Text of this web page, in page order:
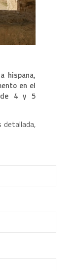
hispana,
en el
de 4 y 5
detallada,